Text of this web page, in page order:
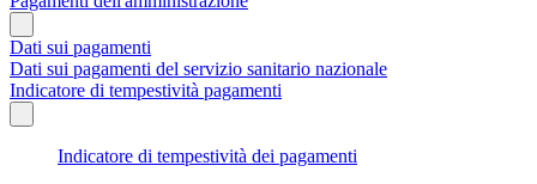
Dati sui pagamenti
Dati sui pagamenti del servizio sanitario nazionale
Indicatore di tempestività pagamenti
Indicatore di tempestività dei pagamenti